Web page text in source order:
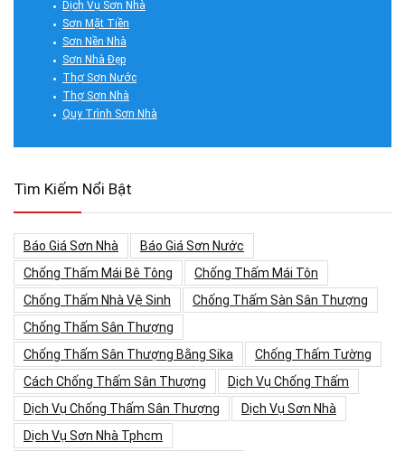
Dịch Vụ Sơn Nhà
Sơn Mặt Tiền
Sơn Nền Nhà
Sơn Nhà Đẹp
Thợ Sơn Nước
Thợ Sơn Nhà
Quy Trình Sơn Nhà
Tìm Kiếm Nổi Bật
Báo Giá Sơn Nhà
Báo Giá Sơn Nước
Chống Thấm Mái Bê Tông
Chống Thấm Mái Tôn
Chống Thấm Nhà Vệ Sinh
Chống Thấm Sàn Sân Thượng
Chống Thấm Sân Thượng
Chống Thấm Sân Thượng Bằng Sika
Chống Thấm Tường
Cách Chống Thấm Sân Thượng
Dịch Vụ Chống Thấm
Dịch Vụ Chống Thấm Sân Thượng
Dịch Vụ Sơn Nhà
Dịch Vụ Sơn Nhà Tphcm